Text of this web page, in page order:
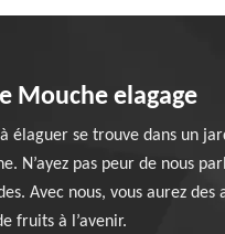
Mouche elagage
élaguer se trouve dans un
N’ayez pas peur de nous
Avec nous, vous aurez
fruits à l’avenir.